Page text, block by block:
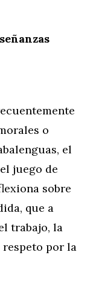
o
el
juego de
sobre
que a
trabajo, la
por la